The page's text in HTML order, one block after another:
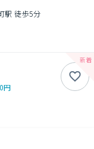
駅 徒歩5分
円